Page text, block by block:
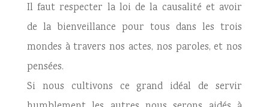
Il faut respecter la loi de la causalité et avoir
de la bienveillance pour tous dans les trois
mondes à travers nos actes, nos paroles, et nos
pensées.
Si nous cultivons ce grand idéal de servir